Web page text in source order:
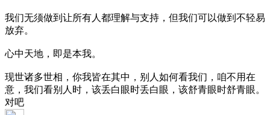
我们无须做到让所有人都理解与支持，但我们可以做到不轻易
放弃。
心中天地，即是本我。
现世诸多世相，你我皆在其中，别人如何看我们，咱不用在
意，我们看别人时，该丢白眼时丢白眼，该舒青眼时舒青眼。
对吧